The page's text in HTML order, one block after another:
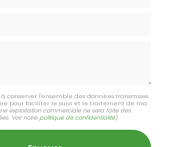
conserver l'ensemble des données transmises
pour faciliter le suivi et le traitement de ma
exploitation commerciale ne sera faite des
Voir notre politique de confidentialité)